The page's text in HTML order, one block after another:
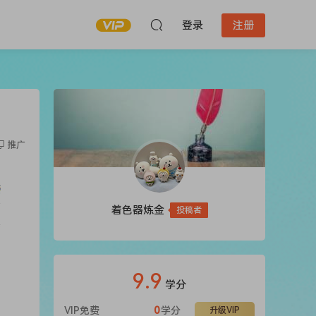
登录 注册
推广
着色器炼金 投稿者
9.9 学分
VIP免费 升级VIP
0学分